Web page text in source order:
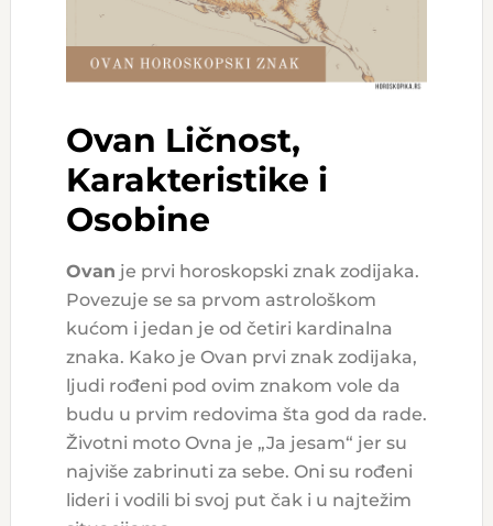
Ovan Ličnost,
Karakteristike i
Osobine
Ovan je prvi horoskopski znak zodijaka.
Povezuje se sa prvom astrološkom
kućom i jedan je od četiri kardinalna
znaka. Kako je Ovan prvi znak zodijaka,
ljudi rođeni pod ovim znakom vole da
budu u prvim redovima šta god da rade.
Životni moto Ovna je „Ja jesam“ jer su
najviše zabrinuti za sebe. Oni su rođeni
lideri i vodili bi svoj put čak i u najtežim